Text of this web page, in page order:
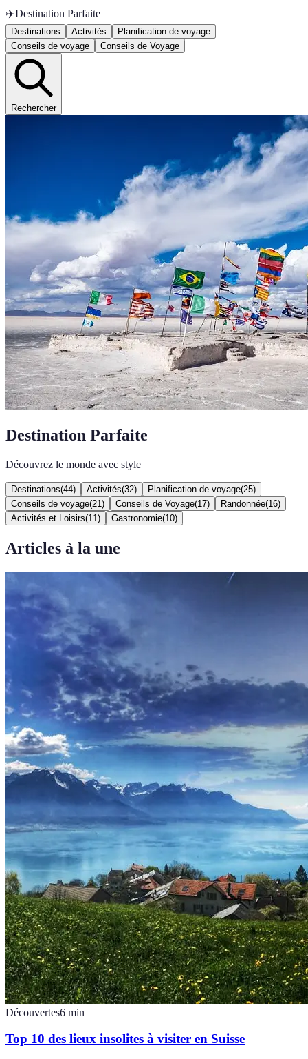
✈️Destination Parfaite
Destinations Activités
Planification de voyage
Conseils de voyage
Conseils de Voyage
Rechercher
Destination Parfaite
Découvrez le monde avec style
Destinations(44) Activités(32) Planification de voyage(25)
Conseils de voyage(21 ) Conseils de Voyage(17) Randonnée(16)
Activités et Loisirs(11 ) Gastronomie(10)
Articles à la une
Découvertes6 min
Top 10 des lieux insolites à visiter en Suisse